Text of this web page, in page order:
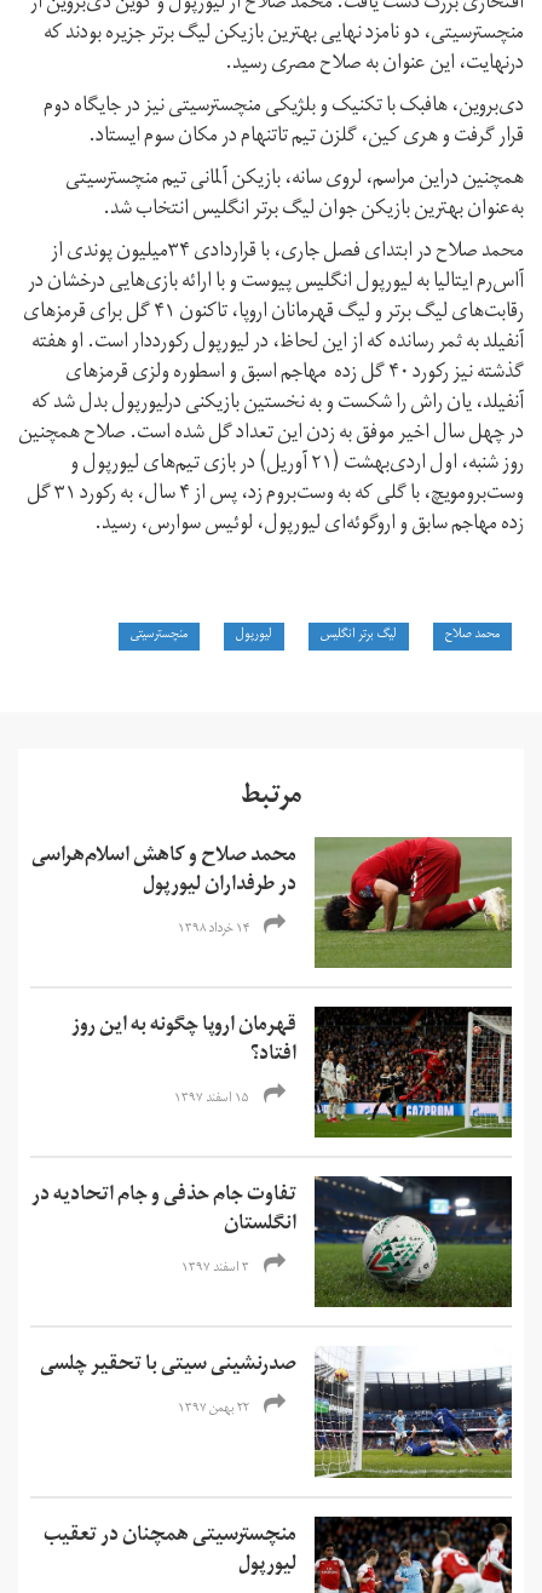
منچسترسیتی، دو نامزد نهایی بهترین بازیکن لیگ برتر جزیره بودند که
درنهایت، این عنوان به صلاح مصری رسید.
دی‌بروین، هافبک با تکنیک و بلژیکی منچسترسیتی نیز در جایگاه دوم
قرار گرفت و هری کین، گلزن تیم تاتنهام در مکان سوم ایستاد.
همچنین دراین مراسم، لروی سانه، بازیکن آلمانی تیم منچسترسیتی
به‌عنوان بهترین بازیکن جوان لیگ برتر انگلیس انتخاب شد.
محمد صلاح در ابتدای فصل جاری، با قراردادی ۳۴میلیون پوندی از
آاس‌رم ایتالیا به لیورپول انگلیس پیوست و با ارائه بازی‌هایی درخشان در
رقابت‌های لیگ برتر و لیگ قهرمانان اروپا، تاکنون ۴۱ گل برای قرمزهای
آنفیلد به ثمر رسانده که از این لحاظ، در لیورپول رکورددار است. او هفته
گذشته نیز رکورد ۴۰ گل زده مهاجم اسبق و اسطوره ولزی قرمزهای
آنفیلد، یان راش را شکست و به نخستین بازیکنی درلیورپول بدل شد که
در چهل سال اخیر موفق به زدن این تعداد گل شده است. صلاح همچنین
روز شنبه، اول اردی‌بهشت (۲۱ آوریل) در بازی تیم‌های لیورپول و
وست‌برومویچ، با گلی که به وست‌بروم زد، پس از ۴ سال، به رکورد ۳۱ گل
زده مهاجم سابق و اروگوئه‌ای لیورپول، لوئیس سوارس، رسید.
محمد صلاح لیگ برتر انگلیس لیورپول منچسترسیتی
مرتبط
محمد صلاح و کاهش اسلام‌هراسی
در طرفداران لیورپول
۱۴ خرداد ۱۳۹۸
قهرمان اروپا چگونه به این روز
افتاد؟
۱۵ اسفند ۱۳۹۷
تفاوت جام حذفی و جام اتحادیه در
انگلستان
۳ اسفند ۱۳۹۷
صدرنشینی سیتی با تحقیر چلسی
۲۲ بهمن ۱۳۹۷
منچسترسیتی همچنان در تعقیب
لیورپول